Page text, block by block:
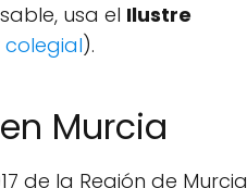
usa el Ilustre
).
Murcia
de la Región de Murcia